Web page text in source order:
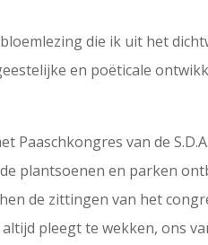
die ik uit het
en poëticale
Paaschkongres van de
plantsoenen en parken
de zittingen van het
pleegt te wekken, ons